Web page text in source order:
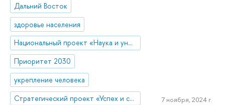
Дальний Восток
здоровье населения
Национальный проект «Наука и университеты»
Приоритет 2030
укрепление человека
Стратегический проект «Успех и самостоятельность человека в меняющемся мире»
7 ноября, 2024 г.